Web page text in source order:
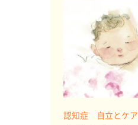
認知症 自立とケア